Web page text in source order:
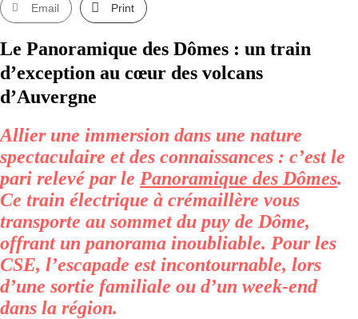
Email Print
Le Panoramique des Dômes : un train
d’exception au cœur des volcans
d’Auvergne
Allier une immersion dans une nature
spectaculaire et des connaissances : c’est le
pari relevé par le Panoramique des Dômes.
Ce train électrique à crémaillère vous
transporte au sommet du puy de Dôme,
offrant un panorama inoubliable. Pour les
CSE, l’escapade est incontournable, lors
d’une sortie familiale ou d’un week-end
dans la région.